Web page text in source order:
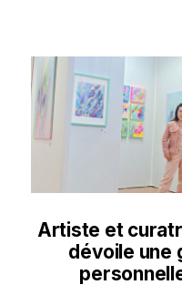
Artiste et
dévoile une